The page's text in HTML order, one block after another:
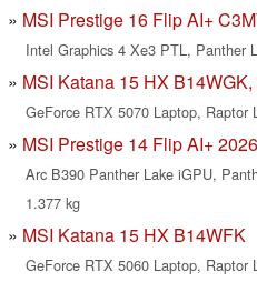
MSI Prestige 16 Flip AI+
Intel Graphics 4 Xe3 PTL, Panther
MSI Katana 15 HX
GeForce RTX 5070 Laptop,
MSI Prestige 14 Flip AI+ 2026
Arc B390 Panther Lake iGPU,
1.377 kg
MSI Katana 15 HX B14WFK
GeForce RTX 5060 Laptop,